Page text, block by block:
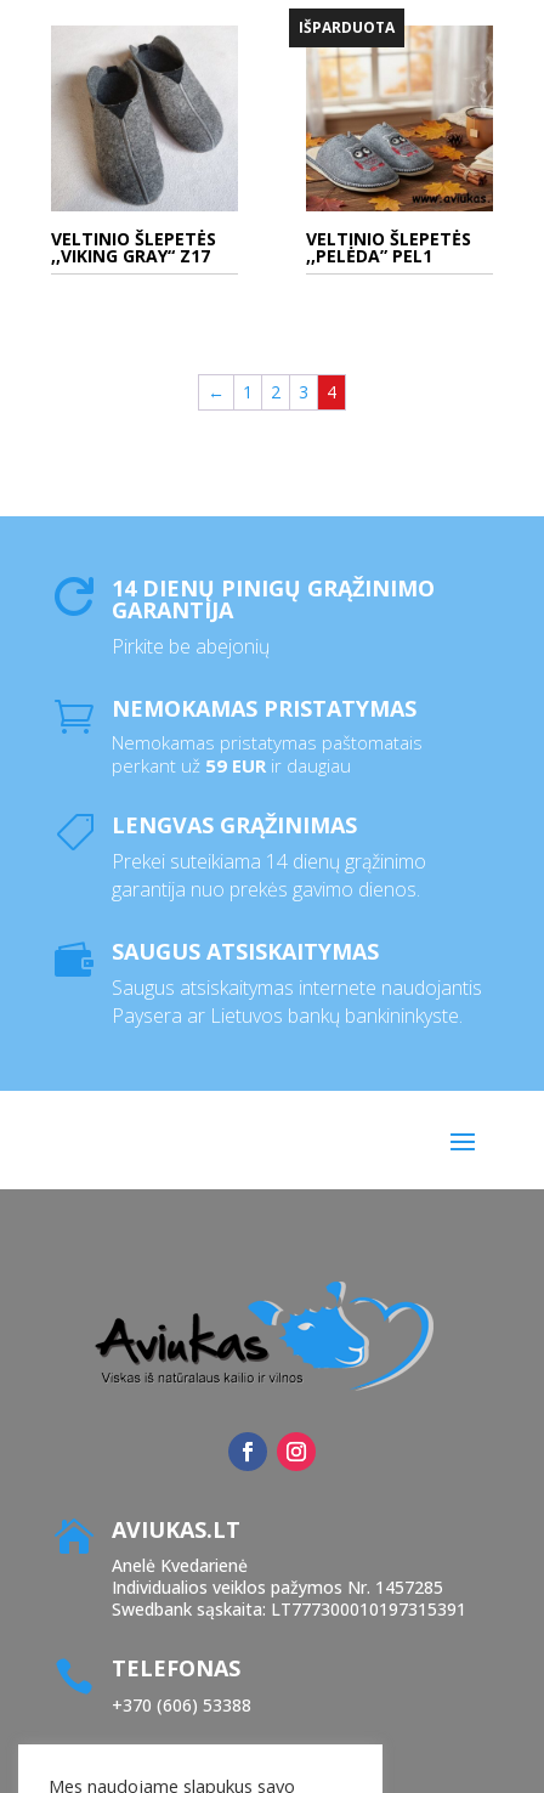
VELTINIO ŠLEPETĖS
,,VIKING GRAY“ Z17
IŠPARDUOTA
VELTINIO ŠLEPETĖS
,,PELĖDA” PEL1
← 1 2 3 4
 14 DIENŲ PINIGŲ GRĄŽINIMO
GARANTIJA
Pirkite be abejonių
 NEMOKAMAS PRISTATYMAS
Nemokamas pristatymas paštomatais
perkant už 59 EURir daugiau
 LENGVAS GRĄŽINIMAS
Prekei suteikiama 14 dienų grąžinimo
garantija nuo prekės gavimo dienos.
 SAUGUS ATSISKAITYMAS
Saugus atsiskaitymas internete naudojantis
Paysera ar Lietuvos bankų bankininkyste.
 AVIUKAS.LT
Anelė Kvedarienė
Individualios veiklos pažymos Nr. 1457285
Swedbank sąskaita: LT777300010197315391
 TELEFONAS
+370 (606) 53388
Mes naudojame slapukus savo